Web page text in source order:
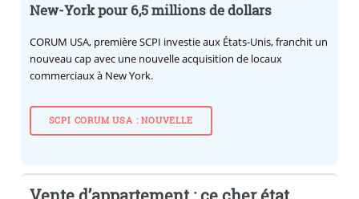
New-York pour 6,5 millions de dollars
CORUM USA, première SCPI investie aux États-Unis, franchit un
nouveau cap avec une nouvelle acquisition de locaux
commerciaux à New York.
SCPI CORUM USA : NOUVELLE